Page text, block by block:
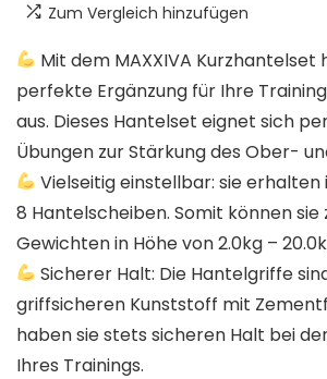
Zum Vergleich hinzufügen
Mit dem MAXXIVA Kurzhantelset
perfekte Ergänzung für Ihre
aus. Dieses Hantelset eignet sich
Übungen zur Stärkung des Ober-
Vielseitig einstellbar: sie
8 Hantelscheiben. Somit können sie
Gewichten in Höhe von 2.0kg –
Sicherer Halt: Die Hantelgriffe
griffsicheren Kunststoff mit
haben sie stets sicheren Halt bei
Ihres Trainings.